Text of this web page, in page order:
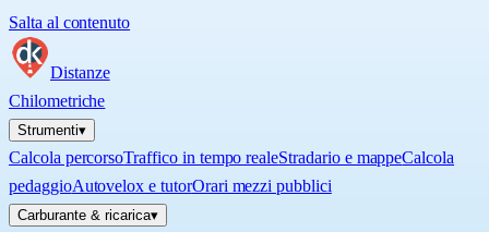
Salta al contenuto
Distanze
Chilometriche
Strumenti▾
Calcola percorsoTraffico in tempo realeStradario e mappeCalcola
pedaggioAutovelox e tutorOrari mezzi pubblici
Carburante & ricarica▾